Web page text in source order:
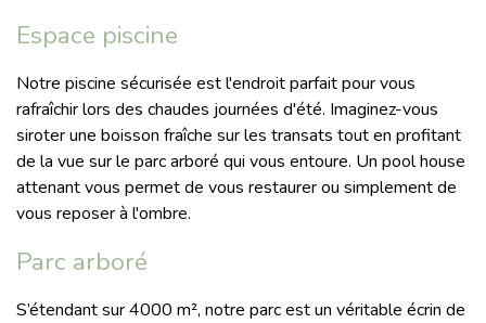
Espace piscine
Notre piscine sécurisée est l'endroit parfait pour vous
rafraîchir lors des chaudes journées d'été. Imaginez-vous
siroter une boisson fraîche sur les transats tout en profitant
de la vue sur le parc arboré qui vous entoure. Un pool house
attenant vous permet de vous restaurer ou simplement de
vous reposer à l'ombre.
Parc arboré
S’étendant sur 4000 m², notre parc est un véritable écrin de